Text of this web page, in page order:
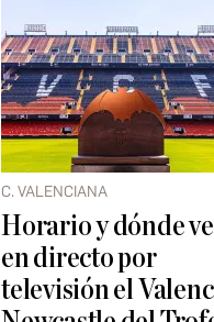
C. VALENCIANA
Horario y dónde
en directo por
televisión el